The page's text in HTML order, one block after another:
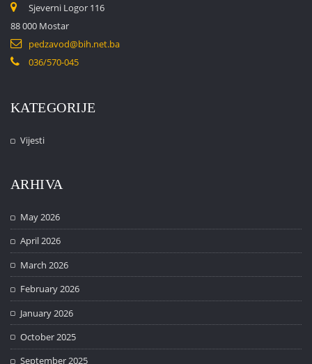
Sjeverni Logor 116
88 000 Mostar
pedzavod@bih.net.ba
036/570-045
KATEGORIJE
Vijesti
ARHIVA
May 2026
April 2026
March 2026
February 2026
January 2026
October 2025
September 2025